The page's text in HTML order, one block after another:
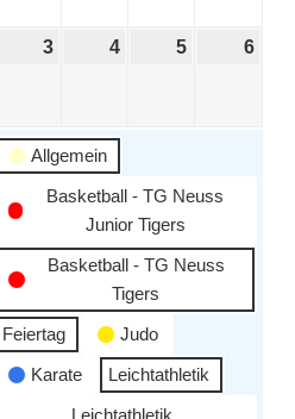
3 4 5 6
Allgemein
Basketball - TG Neuss
Junior Tigers
Basketball - TG Neuss
Tigers
Feiertag
Judo
Karate
Leichtathletik
Leichtathletik